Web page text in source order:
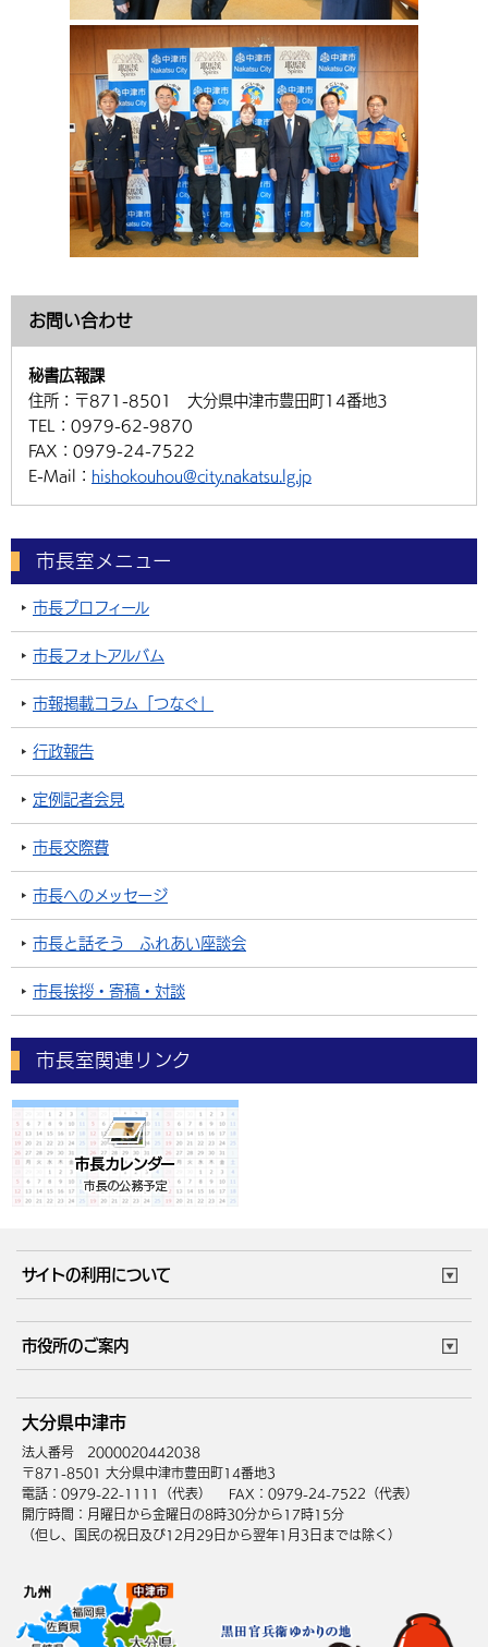
お問い合わせ
秘書広報課
住所： 〒871-8501 大分県中津市豊田町14番地3
TEL： 0979-62-9870
FAX： 0979-24-7522
E-Mail： hishokouhou@city.nakatsu.lg.jp
市長室メニュー
市長プロフィール
市長フォトアルバム
市報掲載コラム「つなぐ」
行政報告
定例記者会見
市長交際費
市長へのメッセージ
市長と話そう ふれあい座談会
市長挨拶・寄稿・対談
市長室関連リンク
サイトの利用について
サイトマップ
市役所のご案内
庁舎地図 組織案内
中津市へのアクセス
大分県中津市
法人番号 2000020442038
〒871-8501 大分県中津市豊田町14番地3
電話：0979-22-1111（代表）
FAX：0979-24-7522（代表）
開庁時間：月曜日から金曜日の8時30分から17時15分
（但し、国民の祝日及び12月29日から翌年1月3日までは除く）